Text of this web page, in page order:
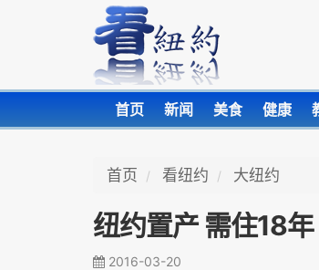
首页 新闻 美食 健康
首页 看纽约 大纽约
纽约置产 需住18年
2016-03-20